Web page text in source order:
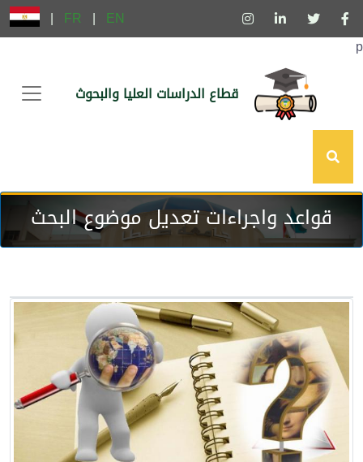
EN
|
FR
|
p
قطاع الدراسات العليا والبحوث
قواعد واجراءات تعديل موضوع البحث